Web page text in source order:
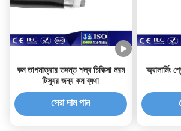
কম তাপমাত্রার তদন্ত শল্য চিকিত্সা নরম
টিস্যুর জন্য কম ব্যথা
সেরা দাম পান
অ্যালার্মিং